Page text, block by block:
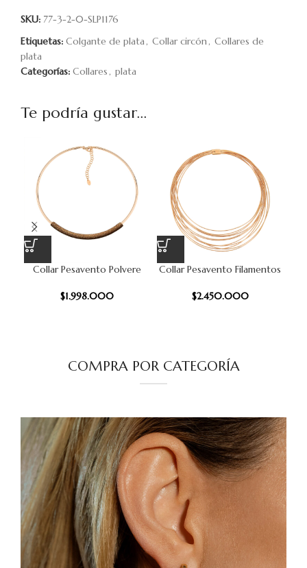
SKU: 77-3-2-0-SLP1176
Categorías: Collares, plata
Etiquetas: Colgante de plata, Collar circón, Collares de
plata
Te podría gustar...
Collar Pesavento Polvere
$1.998.000
Collar Pesavento Filamentos
$2.450.000
COMPRA POR CATEGORÍA